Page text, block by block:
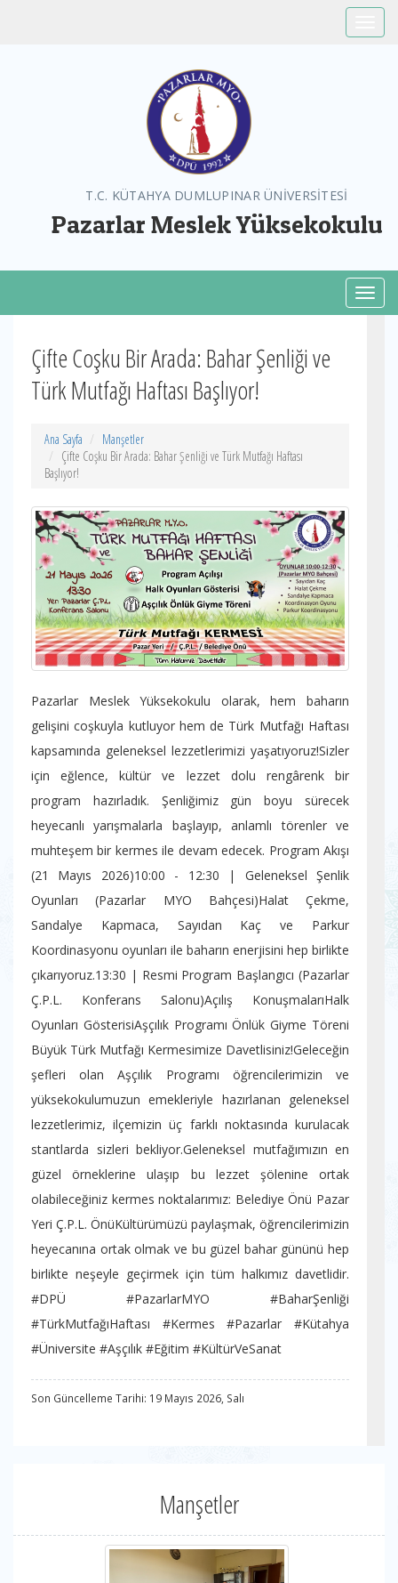
T.C. KÜTAHYA DUMLUPINAR ÜNİVERSİTESİ
Pazarlar Meslek Yüksekokulu
Çifte Coşku Bir Arada: Bahar Şenliği ve
Türk Mutfağı Haftası Başlıyor!
Ana Sayfa
Manşetler
Çifte Coşku Bir Arada: Bahar Şenliği ve Türk Mutfağı Haftası
Başlıyor!
Pazarlar Meslek Yüksekokulu olarak, hem baharın
gelişini coşkuyla kutluyor hem de Türk Mutfağı Haftası
kapsamında geleneksel lezzetlerimizi yaşatıyoruz! ​Sizler
için eğlence, kültür ve lezzet dolu rengârenk bir
program hazırladık. Şenliğimiz gün boyu sürecek
heyecanlı yarışmalarla başlayıp, anlamlı törenler ve
muhteşem bir kermes ile devam edecek. ​ Program Akışı
(21 Mayıs 2026) ​10:00 - 12:30 | Geleneksel Şenlik
Oyunları (Pazarlar MYO Bahçesi) ​Halat Çekme,
Sandalye Kapmaca, Sayıdan Kaç ve Parkur
Koordinasyonu oyunları ile baharın enerjisini hep birlikte
çıkarıyoruz. ​13:30 | Resmi Program Başlangıcı (Pazarlar
Ç.P.L. Konferans Salonu) ​Açılış Konuşmaları ​Halk
Oyunları Gösterisi ​Aşçılık Programı Önlük Giyme Töreni ​
Büyük Türk Mutfağı Kermesimize Davetlisiniz! ​Geleceğin
şefleri olan Aşçılık Programı öğrencilerimizin ve
yüksekokulumuzun emekleriyle hazırlanan geleneksel
lezzetlerimiz, ilçemizin üç farklı noktasında kurulacak
stantlarda sizleri bekliyor. ​Geleneksel mutfağımızın en
güzel örneklerine ulaşıp bu lezzet şölenine ortak
olabileceğiniz kermes noktalarımız: Belediye Önü Pazar
Yeri Ç.P.L. Önü ​Kültürümüzü paylaşmak, öğrencilerimizin
heyecanına ortak olmak ve bu güzel bahar gününü hep
birlikte neşeyle geçirmek için tüm halkımız davetlidir. ​
#DPÜ #PazarlarMYO #BaharŞenliği
#TürkMutfağıHaftası #Kermes #Pazarlar #Kütahya
#Üniversite #Aşçılık #Eğitim #KültürVeSanat
Son Güncelleme Tarihi: 19 Mayıs 2026, Salı
Manşetler